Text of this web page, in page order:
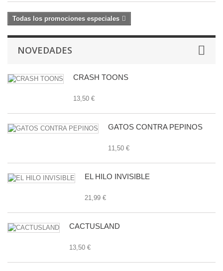
Todas los promociones especiales
NOVEDADES
CRASH TOONS
13,50 €
GATOS CONTRA PEPINOS
11,50 €
EL HILO INVISIBLE
21,99 €
CACTUSLAND
13,50 €